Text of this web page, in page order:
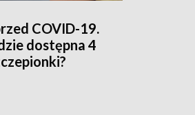
COVID-19.
dostępna 4